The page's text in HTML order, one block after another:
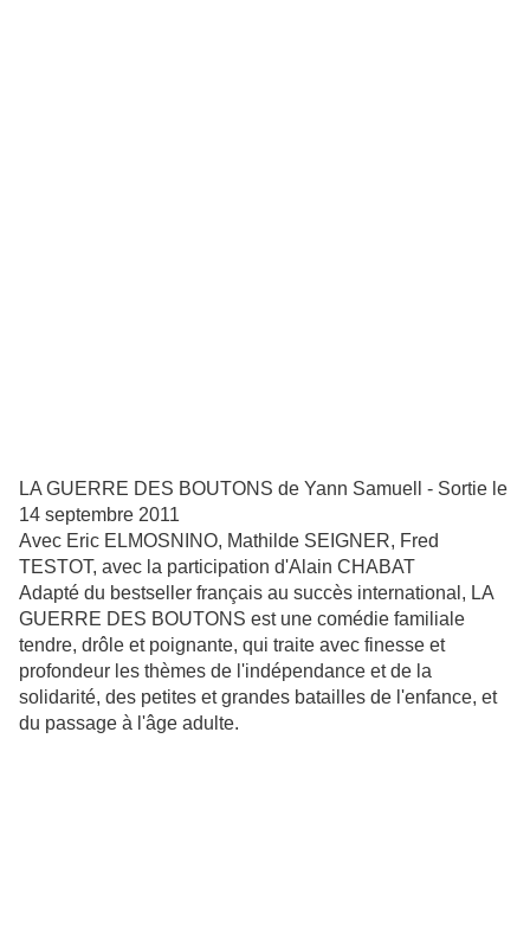
LA GUERRE DES BOUTONS de Yann Samuell - Sortie le
14 septembre 2011
Avec Eric ELMOSNINO, Mathilde SEIGNER, Fred
TESTOT, avec la participation d'Alain CHABAT
Adapté du bestseller français au succès international, LA
GUERRE DES BOUTONS est une comédie familiale
tendre, drôle et poignante, qui traite avec finesse et
profondeur les thèmes de l'indépendance et de la
solidarité, des petites et grandes batailles de l'enfance, et
du passage à l'âge adulte.